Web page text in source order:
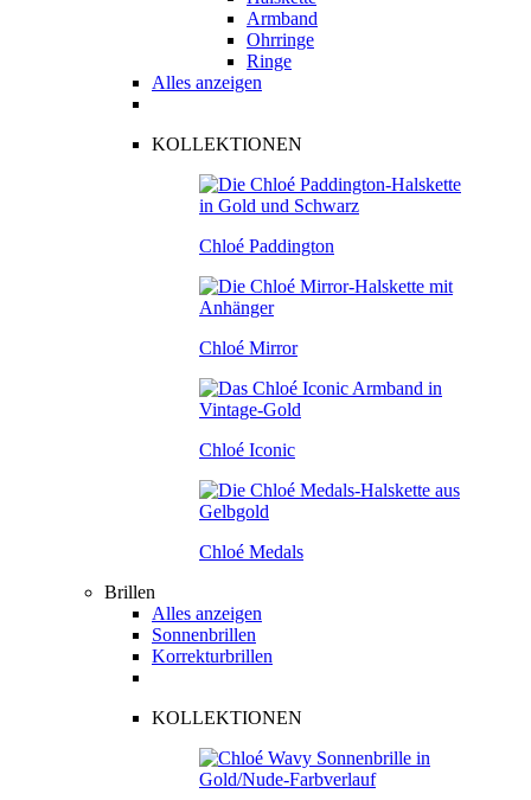
Armband
Ohrringe
Ringe
Alles anzeigen
KOLLEKTIONEN
Chloé Paddington
Chloé Mirror
Chloé Iconic
Chloé Medals
Brillen
Alles anzeigen
Sonnenbrillen
Korrekturbrillen
KOLLEKTIONEN